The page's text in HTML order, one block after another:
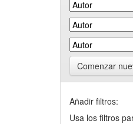
Comenzar
Añadir filtros:
Usa los filtros